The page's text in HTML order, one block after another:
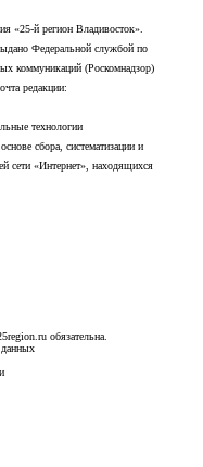
«25-й регион Владивосток».
Федеральной службой по
коммуникаций (Роскомнадзор)
редакции:
технологии
сбора, систематизации и
сети «Интернет», находящихся
обязательна.